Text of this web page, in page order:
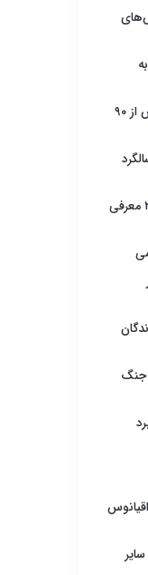
رونمایی از واکسن بومی آنگارا با اثربخشی بیش از ۹۰
برندگان مسابقه عکاسی از حیوانات خانگی ۲۰۲۶ معرفی
جنگ